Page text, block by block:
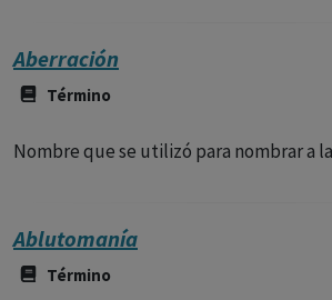
Aberración
Término
Nombre que se utilizó para nombrar a
Ablutomanía
Término